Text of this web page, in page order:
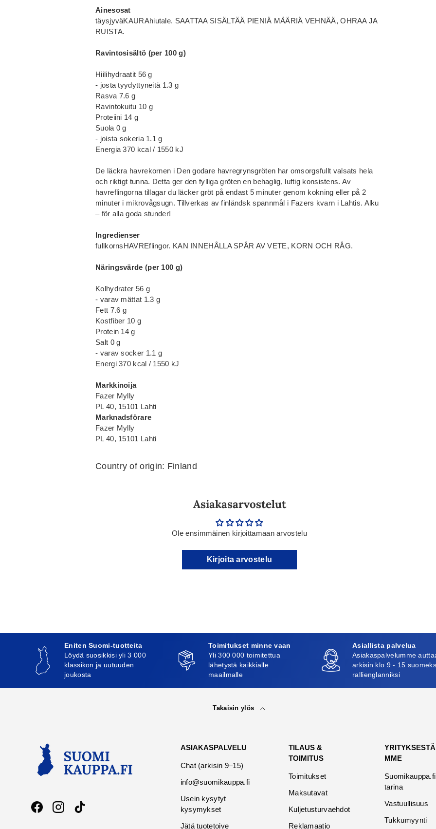
Ainesosat
täysjyväKAURAhiutale. SAATTAA SISÄLTÄÄ PIENIÄ MÄÄRIÄ VEHNÄÄ, OHRAA JA
RUISTA.
Ravintosisältö (per 100 g)
Hiilihydraatit 56 g
- josta tyydyttyneitä 1.3 g
Rasva 7.6 g
Ravintokuitu 10 g
Proteiini 14 g
Suola 0 g
- joista sokeria 1.1 g
Energia 370 kcal / 1550 kJ
De läckra havrekornen i Den godare havregrynsgröten har omsorgsfullt valsats hela
och riktigt tunna. Detta ger den fylliga gröten en behaglig, luftig konsistens. Av
havreflingorna tillagar du läcker gröt på endast 5 minuter genom kokning eller på 2
minuter i mikrovågsugn. Tillverkas av finländsk spannmål i Fazers kvarn i Lahtis. Alku
– för alla goda stunder!
Ingredienser
fullkornsHAVREflingor. KAN INNEHÅLLA SPÅR AV VETE, KORN OCH RÅG.
Näringsvärde (per 100 g)
Kolhydrater 56 g
- varav mättat 1.3 g
Fett 7.6 g
Kostfiber 10 g
Protein 14 g
Salt 0 g
- varav socker 1.1 g
Energi 370 kcal / 1550 kJ
Markkinoija
Fazer Mylly
PL 40, 15101 Lahti
Marknadsförare
Fazer Mylly
PL 40, 15101 Lahti
Country of origin: Finland
Asiakasarvostelut
Ole ensimmäinen kirjoittamaan arvostelu
Kirjoita arvostelu
Eniten Suomi-tuotteita
Löydä suosikkisi yli 3 000
klassikon ja uutuuden
joukosta
Toimitukset minne vaan
Yli 300 000 toimitettua
lähetystä kaikkialle
maailmalle
Asiallista palvelua
Asiakaspalvelumme
arkisin klo 9 - 15
rallienglanniksi
Takaisin ylös
FacebookInstagramTikTok
ASIAKASPALVELU
Chat (arkisin 9–15)
info@suomikauppa.fi
Usein kysytyt
kysymykset
Jätä tuotetoive
TILAUS &
TOIMITUS
Toimitukset
Maksutavat
Kuljetusturvaehdot
Reklamaatio
YRITYKSESTÄ
MME
Suomikauppa.fi
tarina
Vastuullisuus
Tukkumyynti